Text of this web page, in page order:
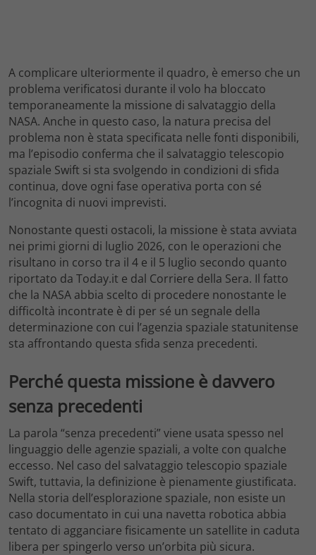
A complicare ulteriormente il quadro, è emerso che un
problema verificatosi durante il volo ha bloccato
temporaneamente la missione di salvataggio della
NASA. Anche in questo caso, la natura precisa del
problema non è stata specificata nelle fonti disponibili,
ma l’episodio conferma che il salvataggio telescopio
spaziale Swift si sta svolgendo in condizioni di sfida
continua, dove ogni fase operativa porta con sé
l’incognita di nuovi imprevisti.
Nonostante questi ostacoli, la missione è stata avviata
nei primi giorni di luglio 2026, con le operazioni che
risultano in corso tra il 4 e il 5 luglio secondo quanto
riportato da Today.it e dal Corriere della Sera. Il fatto
che la NASA abbia scelto di procedere nonostante le
difficoltà incontrate è di per sé un segnale della
determinazione con cui l’agenzia spaziale statunitense
sta affrontando questa sfida senza precedenti.
Perché questa missione è davvero
senza precedenti
La parola “senza precedenti” viene usata spesso nel
linguaggio delle agenzie spaziali, a volte con qualche
eccesso. Nel caso del salvataggio telescopio spaziale
Swift, tuttavia, la definizione è pienamente giustificata.
Nella storia dell’esplorazione spaziale, non esiste un
caso documentato in cui una navetta robotica abbia
tentato di agganciare fisicamente un satellite in caduta
libera per spingerlo verso un’orbita più sicura.